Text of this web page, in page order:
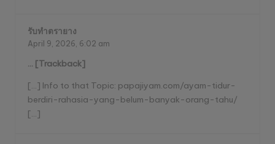
รับทำตรายาง
April 9, 2026, 6:02 am
… [Trackback]
[…] Info to that Topic: papajiyam.com/ayam-tidur-
berdiri-rahasia-yang-belum-banyak-orang-tahu/
[…]